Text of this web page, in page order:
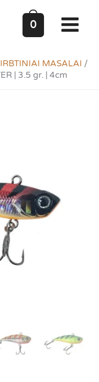
0
MASALAI /
| 3.5 gr. | 4cm